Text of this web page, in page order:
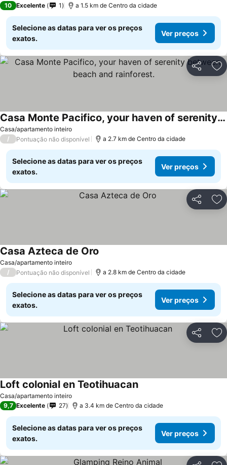
10 Excelente 1 a 1.5 km de Centro da cidade
Selecione as datas para ver os preços
exatos.
Ver preços
Partilhar
Casa/apartamento inteiro
Casa Monte Pacifico, your haven of serenity between beach and rainforest.
Ver preços
/ Pontuação não disponível a 2.7 km de Centro da cidade
Selecione as datas para ver os preços
exatos.
Ver preços
Partilhar
Casa/apartamento inteiro
Casa Azteca de Oro
/ Pontuação não disponível a 2.8 km de Centro da cidade
Selecione as datas para ver os preços
exatos.
Ver preços
Partilhar
Casa/apartamento inteiro
Loft colonial en TeotihuacanVer preços
9,7 Excelente 27 a 3.4 km de Centro da cidade
Selecione as datas para ver os preços
exatos.
Ver preços